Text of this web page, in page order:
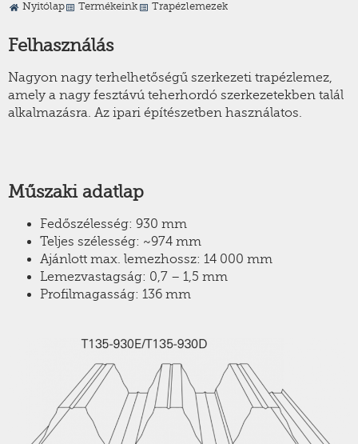
Nyitólap Termékeink Trapézlemezek
Felhasználás
Nagyon nagy terhelhetőségű szerkezeti trapézlemez,
amely a nagy fesztávú teherhordó szerkezetekben talál
alkalmazásra. Az ipari építészetben használatos.
Műszaki adatlap
Fedőszélesség: 930 mm
Teljes szélesség: ~974 mm
Ajánlott max. lemezhossz: 14 000 mm
Lemezvastagság: 0,7 – 1,5 mm
Profilmagasság: 136 mm